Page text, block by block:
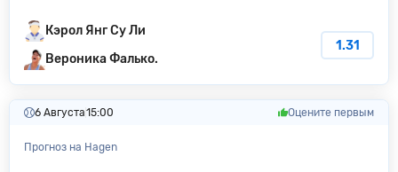
Кэрол Янг Су Ли
Вероника Фалько.
1.31
6 Августа15:00 Оцените первым
Прогноз на Hagen